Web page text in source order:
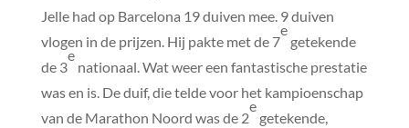
Jelle had op Barcelona 19 duiven mee. 9 duiven
vlogen in de prijzen. Hij pakte met de 7
e
getekende
de 3
e
nationaal. Wat weer een fantastische prestatie
was en is. De duif, die telde voor het kampioenschap
van de Marathon Noord was de 2
e
getekende,